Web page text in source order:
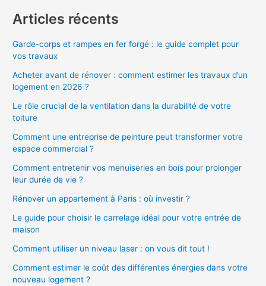
Articles récents
Garde-corps et rampes en fer forgé : le guide complet pour
vos travaux
Acheter avant de rénover : comment estimer les travaux d’un
logement en 2026 ?
Le rôle crucial de la ventilation dans la durabilité de votre
toiture
Comment une entreprise de peinture peut transformer votre
espace commercial ?
Comment entretenir vos menuiseries en bois pour prolonger
leur durée de vie ?
Rénover un appartement à Paris : où investir ?
Le guide pour choisir le carrelage idéal pour votre entrée de
maison
Comment utiliser un niveau laser : on vous dit tout !
Comment estimer le coût des différentes énergies dans votre
nouveau logement ?